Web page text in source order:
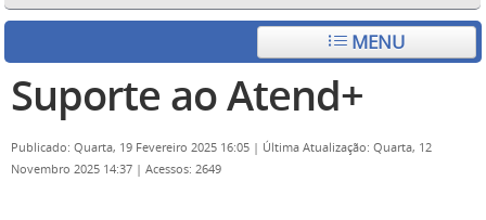
MENU
Suporte ao Atend+
Publicado: Quarta, 19 Fevereiro 2025 16:05 | Última Atualização: Quarta, 12
Novembro 2025 14:37 | Acessos: 2649